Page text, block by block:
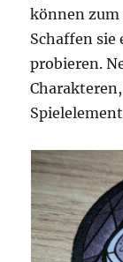
können
Schaffen sie
probieren.